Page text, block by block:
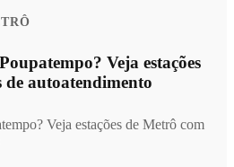
Veja estações
de autoatendimento
Veja estações de Metrô com